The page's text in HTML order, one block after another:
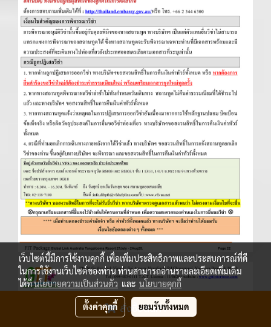
สั่งซื้อสินค้า
เว็บไซต์นี้มีการใช้งานคุกกี้ เพื่อเพิ่มประสิทธิภาพและประสบการณ์ที่ดี
ในการใช้งานเว็บไซต์ของท่าน ท่านสามารถอ่านรายละเอียดเพิ่มเติม
ได้ที่นโยบายความเป็นส่วนตัว และ นโยบายคุกกี้
ตั้งค่าคุกกี้ ยอมรับทั้งหมด